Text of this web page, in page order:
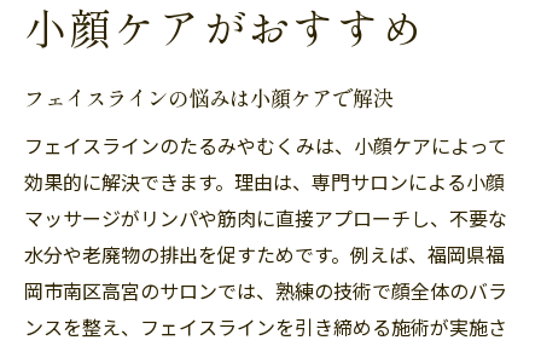
小顔ケアがおすすめ
フェイスラインの悩みは小顔ケアで解決
フェイスラインのたるみやむくみは、小顔ケアによって
効果的に解決できます。理由は、専門サロンによる小顔
マッサージがリンパや筋肉に直接アプローチし、不要な
水分や老廃物の排出を促すためです。例えば、福岡県福
岡市南区高宮のサロンでは、熟練の技術で顔全体のバラ
ンスを整え、フェイスラインを引き締める施術が実施さ